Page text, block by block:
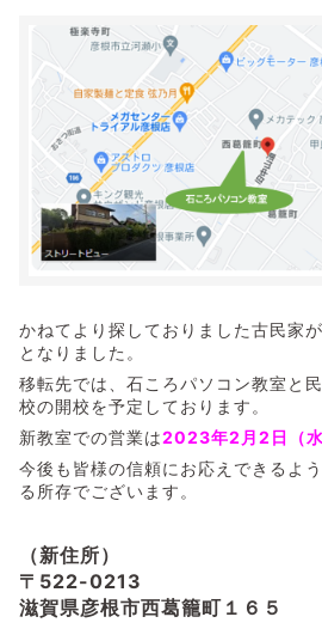
かねてより探しておりました古民家
となりました。
移転先では、石ころパソコン教室と
校の開校を予定しております。
新教室での営業は2023年2月2日（
今後も皆様の信頼にお応えできるよ
る所存でございます。
（新住所）
〒522-0213
滋賀県彦根市西葛籠町１６５